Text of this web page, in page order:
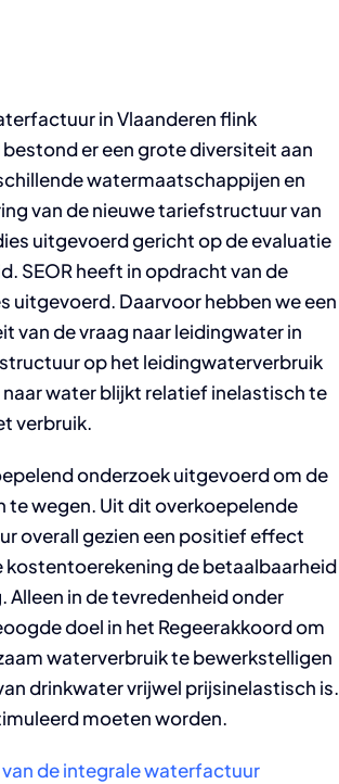
in Vlaanderen flink
er een grote diversiteit aan
watermaatschappijen en
van de nieuwe tariefstructuur van
uitgevoerd gericht op de evaluatie
SEOR heeft in opdracht van de
uitgevoerd. Daarvoor hebben we een
van de vraag naar leidingwater in
op het leidingwaterverbruik
water blijkt relatief inelastisch te
verbruik.
onderzoek uitgevoerd om de
te wegen. Uit dit overkoepelende
overall gezien een positief effect
kostentoerekening de betaalbaarheid
in de tevredenheid onder
doel in het Regeerakkoord om
waterverbruik te bewerkstelligen
drinkwater vrijwel prijsinelastisch is.
moeten worden.
de integrale waterfactuur